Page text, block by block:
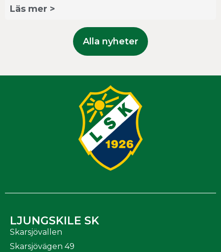
Läs mer >
Alla nyheter
LJUNGSKILE SK
Skarsjövallen
Skarsjövägen 49